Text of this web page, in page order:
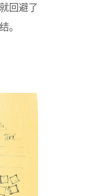
回避了
。